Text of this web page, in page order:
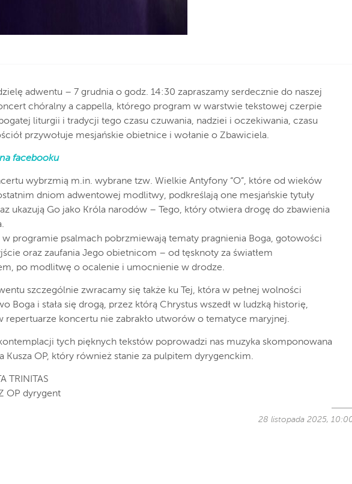
adwentu – 7 grudnia o godz. 14:30 zapraszamy serdecznie do naszej
chóralny a cappella, którego program w warstwie tekstowej czerpie
liturgii i tradycji tego czasu czuwania, nadziei i oczekiwania, czasu
przywołuje mesjańskie obietnice i wołanie o Zbawiciela.
facebooku
wybrzmią m.in. wybrane tzw. Wielkie Antyfony “O”, które od wieków
dniom adwentowej modlitwy, podkreślają one mesjańskie tytuły
ukazują Go jako Króla narodów – Tego, który otwiera drogę do zbawienia
w programie psalmach pobrzmiewają tematy pragnienia Boga, gotowości
oraz zaufania Jego obietnicom – od tęsknoty za światłem
po modlitwę o ocalenie i umocnienie w drodze.
szczególnie zwracamy się także ku Tej, która w pełnej wolności
Boga i stała się drogą, przez którą Chrystus wszedł w ludzką historię,
repertuarze koncertu nie zabrakło utworów o tematyce maryjnej.
tych pięknych tekstów poprowadzi nas muzyka skomponowana
Kusza OP, który również stanie za pulpitem dyrygenckim.
TRINITAS
OP dyrygent
28 listopada 2025,